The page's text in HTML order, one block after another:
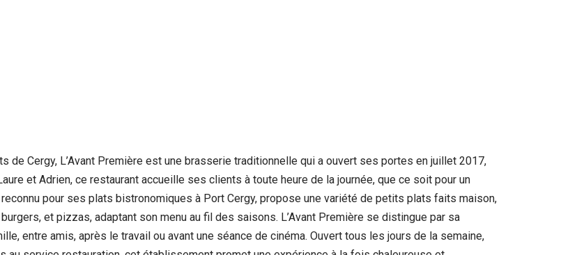
de Cergy, L’Avant Première est une brasserie traditionnelle qui a ouvert ses portes en juillet 2017,
et Adrien, ce restaurant accueille ses clients à toute heure de la journée, que ce soit pour un
pour ses plats bistronomiques à Port Cergy, propose une variété de petits plats faits maison,
et pizzas, adaptant son menu au fil des saisons. L’Avant Première se distingue par sa
entre amis, après le travail ou avant une séance de cinéma. Ouvert tous les jours de la semaine,